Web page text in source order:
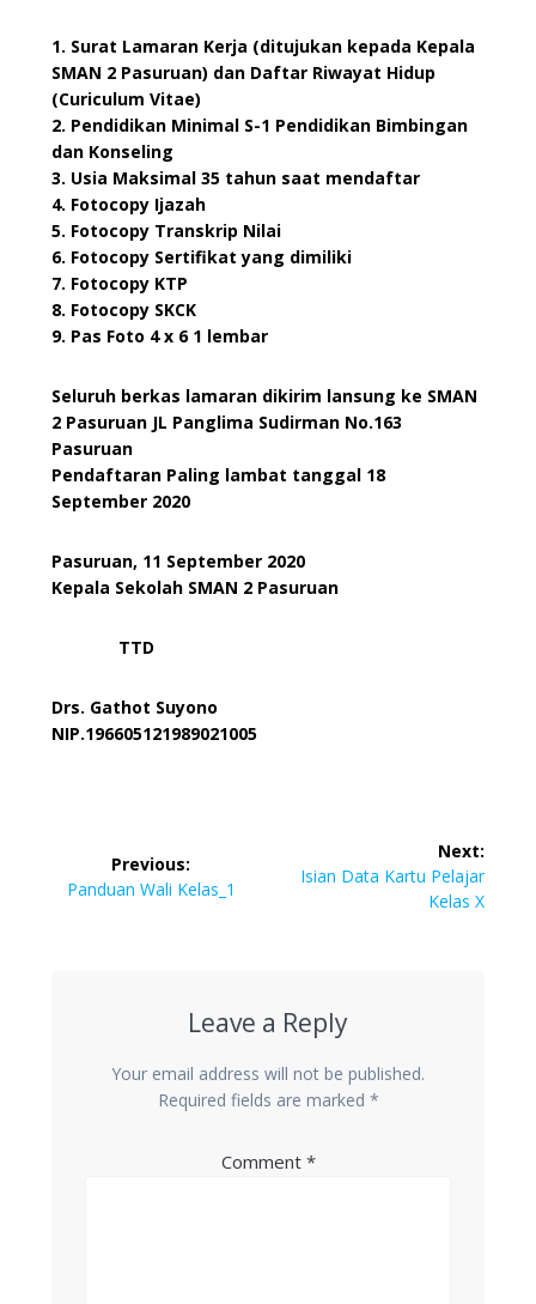
1. Surat Lamaran Kerja (ditujukan kepada Kepala
SMAN 2 Pasuruan) dan Daftar Riwayat Hidup
(Curiculum Vitae)
2. Pendidikan Minimal S-1 Pendidikan Bimbingan
dan Konseling
3. Usia Maksimal 35 tahun saat mendaftar
4. Fotocopy Ijazah
5. Fotocopy Transkrip Nilai
6. Fotocopy Sertifikat yang dimiliki
7. Fotocopy KTP
8. Fotocopy SKCK
9. Pas Foto 4 x 6 1 lembar
Seluruh berkas lamaran dikirim lansung ke SMAN
2 Pasuruan JL Panglima Sudirman No.163
Pasuruan
Pendaftaran Paling lambat tanggal 18
September 2020
Pasuruan, 11 September 2020
Kepala Sekolah SMAN 2 Pasuruan
TTD
Drs. Gathot Suyono
NIP.196605121989021005
navigation
Previous:
Previous
Panduan Wali Kelas_1
Next:
Next
Isian Data Kartu Pelajar
Kelas X
Leave a Reply
Your email address will not be published.
Required fields are marked *
Comment *